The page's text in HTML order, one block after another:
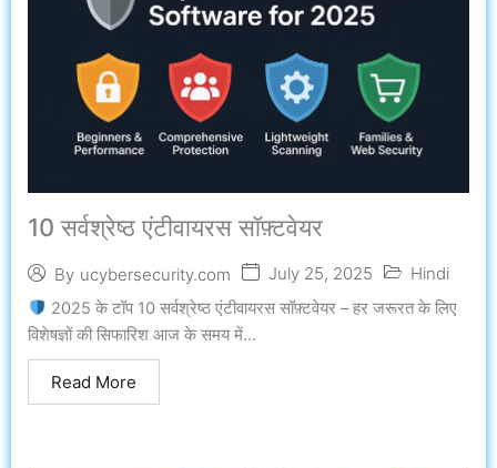
10 सर्वश्रेष्ठ एंटीवायरस सॉफ़्टवेयर
By ucybersecurity.com July 25, 2025 Hindi
2025 के टॉप 10 सर्वश्रेष्ठ एंटीवायरस सॉफ़्टवेयर – हर जरूरत के लिए
विशेषज्ञों की सिफारिश आज के समय में...
Read More